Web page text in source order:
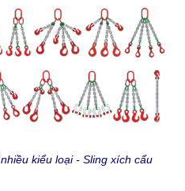
kiểu loại - Sling xích cẩu